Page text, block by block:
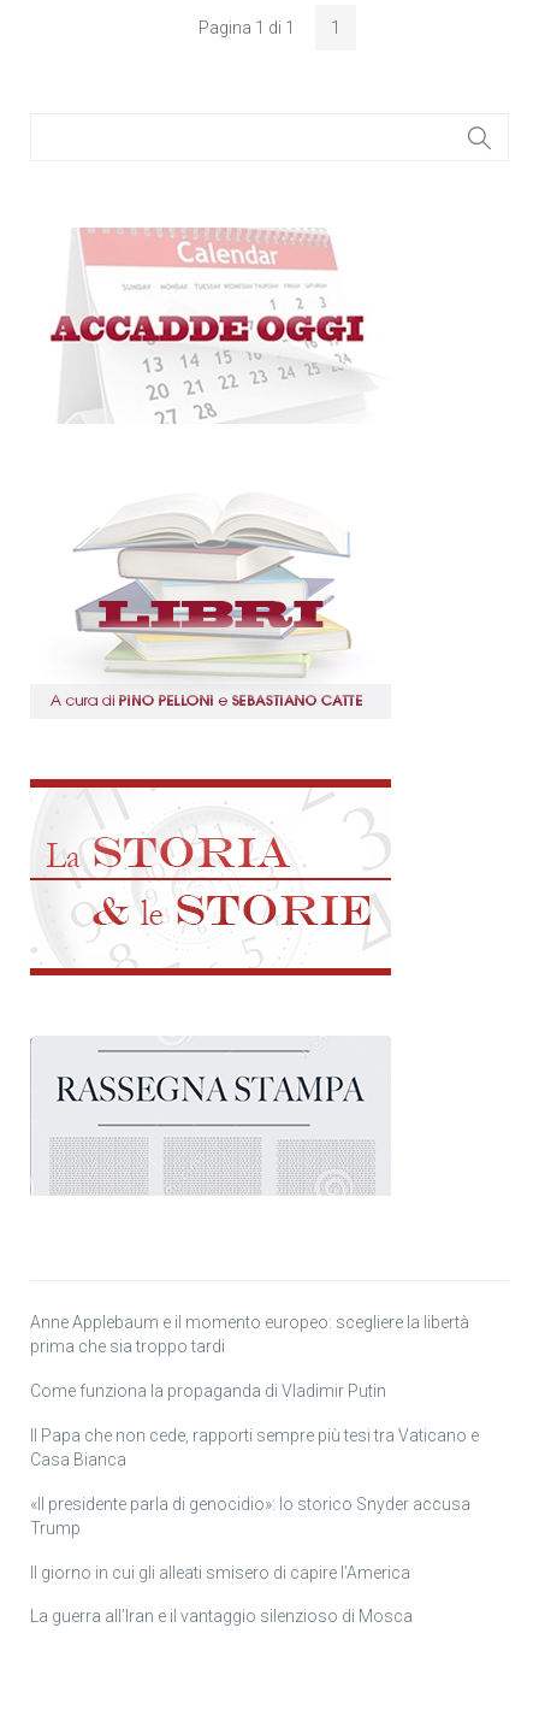
Pagina 1 di 1 1
Anne Applebaum e il momento europeo: scegliere la libertà
prima che sia troppo tardi
Come funziona la propaganda di Vladimir Putin
Il Papa che non cede, rapporti sempre più tesi tra Vaticano e
Casa Bianca
«Il presidente parla di genocidio»: lo storico Snyder accusa
Trump
Il giorno in cui gli alleati smisero di capire l’America
La guerra all’Iran e il vantaggio silenzioso di Mosca